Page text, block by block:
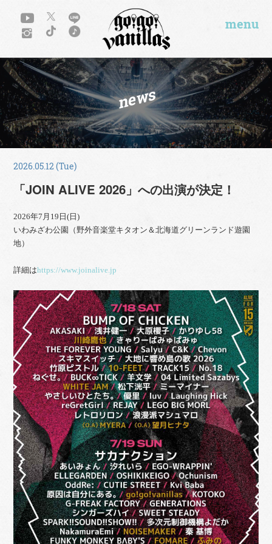
menu
news
2026.05.12 (Tue)
「JOIN ALIVE 2026」への出演が決定！
2026年7月19日(日)
いわみざわ公園（野外音楽堂キタオン＆北海道グリーンランド遊園
地）
詳細はhttps://www.joinalive.jp